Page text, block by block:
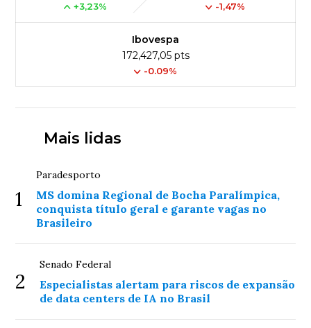
+3,23% -1,47%
Ibovespa
172,427,05 pts
-0.09%
Mais lidas
1
Paradesporto
MS domina Regional de Bocha Paralímpica,
conquista título geral e garante vagas no
Brasileiro
2
Senado Federal
Especialistas alertam para riscos de expansão
de data centers de IA no Brasil